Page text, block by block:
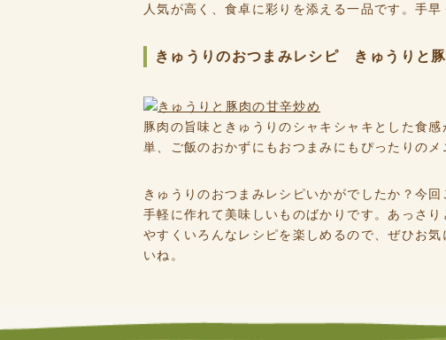
人気が高く、食卓に彩りを添える一品です。手
きゅうりのおつまみレシピ きゅうりと
豚肉の旨味ときゅうりのシャキシャキとした食
単、ご飯のおかずにもおつまみにもぴったりのメ
きゅうりのおつまみレシピいかがでしたか？今
手軽に作れて美味しいものばかりです。あっさ
やすくいろんなレシピを楽しめるので、ぜひお
いね。